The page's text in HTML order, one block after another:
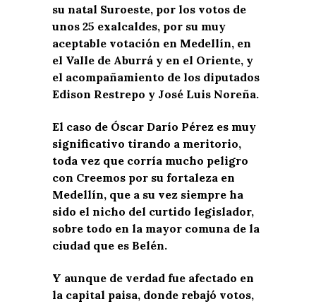
su natal Suroeste, por los votos de
unos 25 exalcaldes, por su muy
aceptable votación en Medellín, en
el Valle de Aburrá y en el Oriente, y
el acompañamiento de los diputados
Edison Restrepo y José Luis Noreña.
El caso de Óscar Darío Pérez es muy
significativo tirando a meritorio,
toda vez que corría mucho peligro
con Creemos por su fortaleza en
Medellín, que a su vez siempre ha
sido el nicho del curtido legislador,
sobre todo en la mayor comuna de la
ciudad que es Belén.
Y aunque de verdad fue afectado en
la capital paisa, donde rebajó votos,